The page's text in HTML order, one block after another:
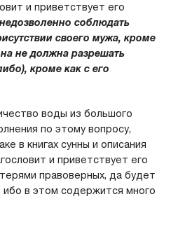
и приветствует его
соблюдать
своего мужа, кроме
не должна разрешать
кроме как с его
воды из большого
по этому вопросу,
в книгах сунны и описания
и приветствует его
правоверных, да будет
ибо в этом содержится много